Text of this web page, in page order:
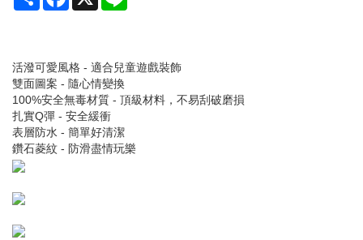
活潑可愛風格 - 適合兒童遊戲裝飾
雙面圖案 - 隨心情變換
100%安全無毒材質 - 頂級材料，不易刮破磨損
扎實Q彈 - 安全緩衝
表層防水 - 簡單好清潔
鑽石菱紋 - 防滑盡情玩樂